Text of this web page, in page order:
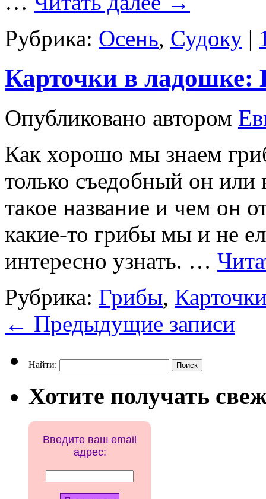
Рубрика: Осень, Судоку |
Карточки в ладошке:
Опубликовано автором
Как хорошо мы знаем
только съедобный он
такое название и чем он
какие-то грибы мы и не
интересно узнать. …
Рубрика: Грибы,
← Предыдущие записи
Найти:
Хотите получать
Введите ваш email
адрес: